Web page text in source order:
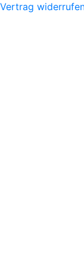
Vertrag